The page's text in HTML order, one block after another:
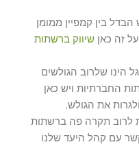
בין קמפיין ממומן
זה כאן שיווק ברשתות
הינו שלרוב הגולשים
החברתיות ויש כאן
את הגולש.
לרוב תקרה פה ברשתות
עם קהל היעד שלנו